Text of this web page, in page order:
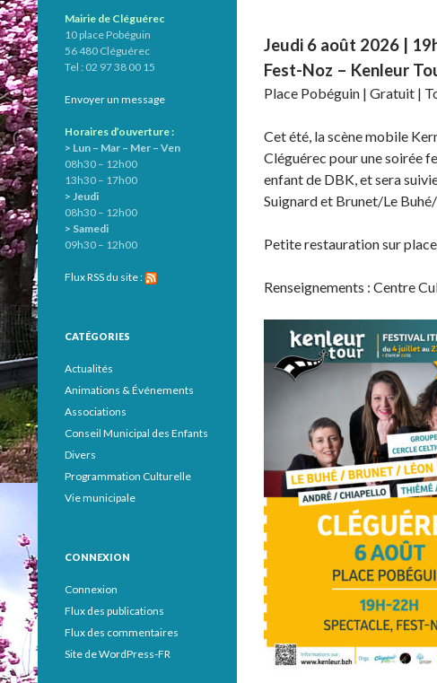
Jeudi 6 août 2026 |
Fest-Noz – Kenleur
Place Pobéguin | Gratuit |
Cet été, la scène mobile
Cléguérec pour une soirée
enfant de DBK, et sera
Suignard et Brunet/Le
Petite restauration sur place
Renseignements : Centre
Mairie de Cléguérec
10 place Pobéguin
56 480 Cléguérec
Tel : 02 97 38 00 15
Envoyer un message
Horaires d’ouverture :
> Lun – Mar – Mer – Ven
08h30 – 12h00
13h30 – 17h00
> Jeudi
08h30 – 12h00
> Samedi
09h30 – 12h00
Flux RSS du site :
CATÉGORIES
Actualités
Animations & Événements
Associations
Conseil Municipal des Enfants
Divers
Programmation Culturelle
Vie municipale
CONNEXION
Connexion
Flux des publications
Flux des commentaires
Site de WordPress-FR